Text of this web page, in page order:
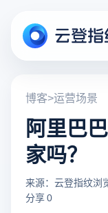
博客>运营场景
阿里巴
家吗？
来源：云登指纹浏
分享 0